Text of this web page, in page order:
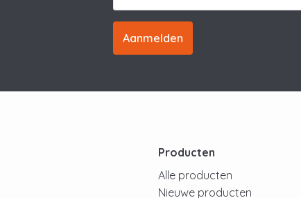
Aanmelden
Producten
Alle producten
Nieuwe producten